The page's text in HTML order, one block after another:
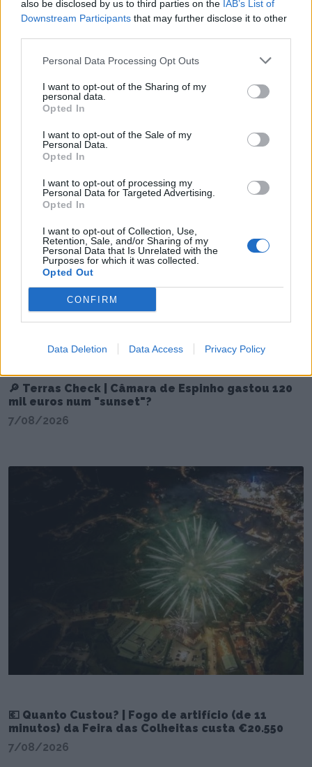
also be disclosed by us to third parties on the IAB’s List of
Downstream Participants that may further disclose it to other
Personal Data Processing Opt Outs
I want to opt-out of the Sharing of my
personal data.
Opted In
I want to opt-out of the Sale of my
Personal Data.
Opted In
I want to opt-out of processing my
Personal Data for Targeted Advertising.
Opted In
I want to opt-out of Collection, Use,
Retention, Sale, and/or Sharing of my
Personal Data that Is Unrelated with the
Purposes for which it was collected.
Opted Out
CONFIRM
Data Deletion Data Access Privacy Policy
Comentar
Últimas Notícias
🔎 Terras Check | Câmara de Espinho gastou 120
mil euros num "sunset"?
7/08/2026
💶 Quanto Custou? | Fogo de artifício (de 11
minutos) da Feira das Colheitas custa €20.550
7/08/2026